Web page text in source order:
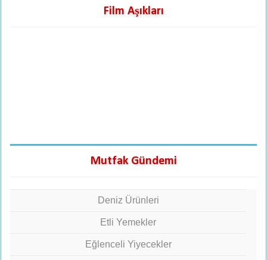
Film Aşıkları
Mutfak Gündemi
Deniz Ürünleri
Etli Yemekler
Eğlenceli Yiyecekler